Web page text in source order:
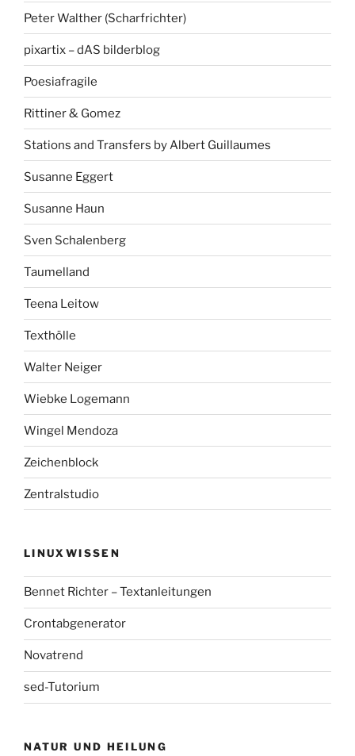
Peter Walther (Scharfrichter)
pixartix – dAS bilderblog
Poesiafragile
Rittiner & Gomez
Stations and Transfers by Albert Guillaumes
Susanne Eggert
Susanne Haun
Sven Schalenberg
Taumelland
Teena Leitow
Texthölle
Walter Neiger
Wiebke Logemann
Wingel Mendoza
Zeichenblock
Zentralstudio
LINUXWISSEN
Bennet Richter – Textanleitungen
Crontabgenerator
Novatrend
sed-Tutorium
NATUR UND HEILUNG